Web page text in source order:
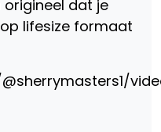
origineel dat je
lifesize formaat